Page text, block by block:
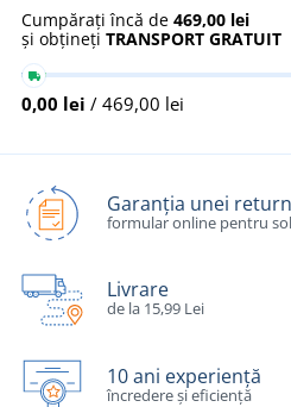
Cumpărați încă de 469,00 lei
și obțineți TRANSPORT GRATUIT
0,00 lei / 469,00 lei
Garanția unei
formular online pentru
Livrare
de la 15,99 Lei
10 ani experiență
încredere și eficiență